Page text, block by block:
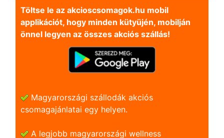
Töltse le az akcioscsomagok.hu mobil
applikációt, hogy minden kütyüjén, mobilján
önnel legyen az összes akciós szállás!
Magyarországi szállodák akciós
csomagajánlatai egy helyen.
A legjobb magyarországi wellness